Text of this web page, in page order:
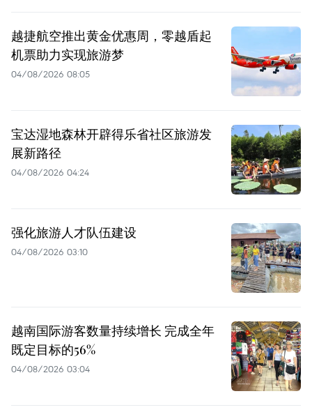
越捷航空推出黄金优惠周，零越盾起
机票助力实现旅游梦
04/08/2026 08:05
宝达湿地森林开辟得乐省社区旅游发
展新路径
04/08/2026 04:24
强化旅游人才队伍建设
04/08/2026 03:10
越南国际游客数量持续增长 完成全年
既定目标的56%
04/08/2026 03:04